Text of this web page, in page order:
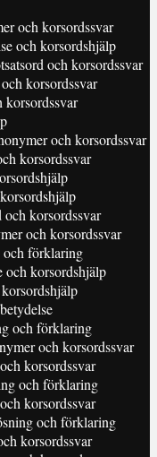
och korsordssvar
och korsordshjälp
och korsordssvar
korsordssvar
korsordssvar
och korsordssvar
korsordssvar
korsordssvar
och korsordssvar
och förklaring
och korsordshjälp
och förklaring
och korsordssvar
korsordssvar
och förklaring
korsordssvar
och förklaring
korsordssvar